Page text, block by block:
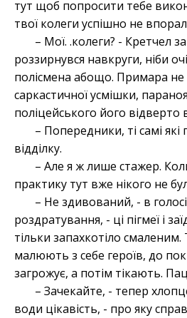
тут щоб попросити тебе
твої колеги успішно не
– Мої. .колеги? - Кретчел
роззирнувся навкруги, ніби
полісмена абощо. Примара не
саркастичної усмішки,
поліцейського його відверто
– Попередники, ті самі
відділку.
– Але я ж лише стажер.
практику тут вже нікого не
– Не здивований, - в
роздратування, - ці пігмеї і
тільки запахкотіло
малюють з себе героїв, до
загрожує, а потім тікають.
– Зачекайте, - тепер
води цікавість, - про яку